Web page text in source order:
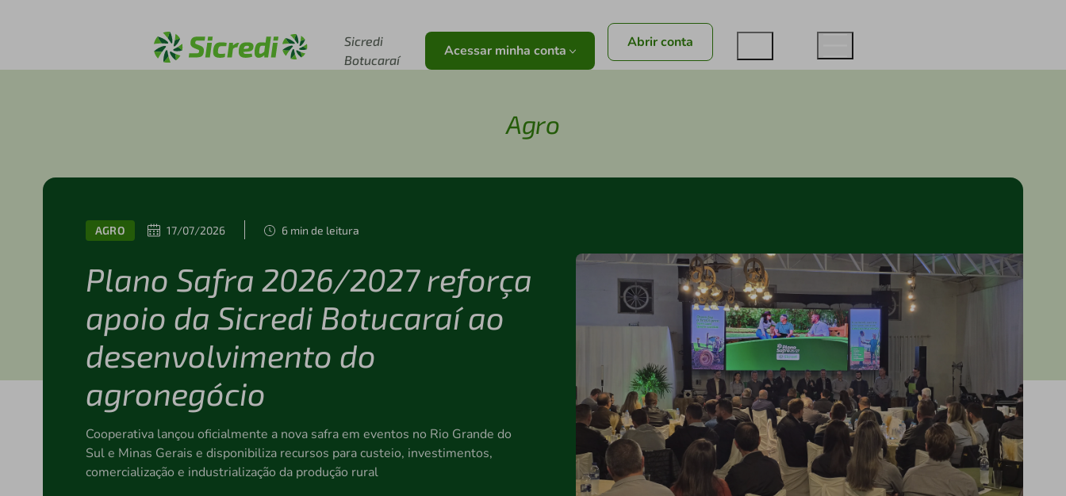
Sicredi
Botucaraí
Acessar minha conta Abrir conta
Agro
AGRO 17/07/2026 6 min de leitura
Plano Safra 2026/2027 reforça
apoio da Sicredi Botucaraí ao
desenvolvimento do
agronegócio
Cooperativa lançou oficialmente a nova safra em eventos no Rio Grande do
Sul e Minas Gerais e disponibiliza recursos para custeio, investimentos,
comercialização e industrialização da produção rural